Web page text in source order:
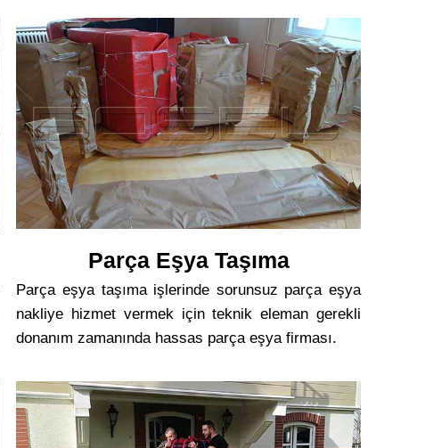
Parça Eşya Taşıma
Parça eşya taşıma işlerinde sorunsuz parça eşya
nakliye hizmet vermek için teknik eleman gerekli
donanım zamanında hassas parça eşya firması.